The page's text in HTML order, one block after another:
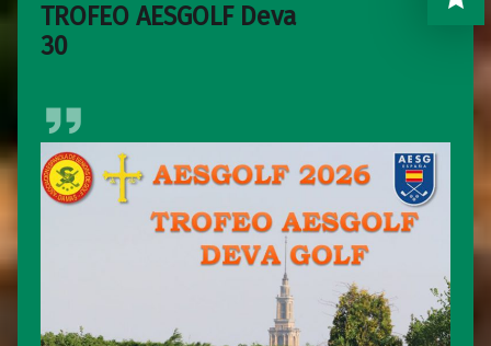
TROFEO AESGOLF Deva
30